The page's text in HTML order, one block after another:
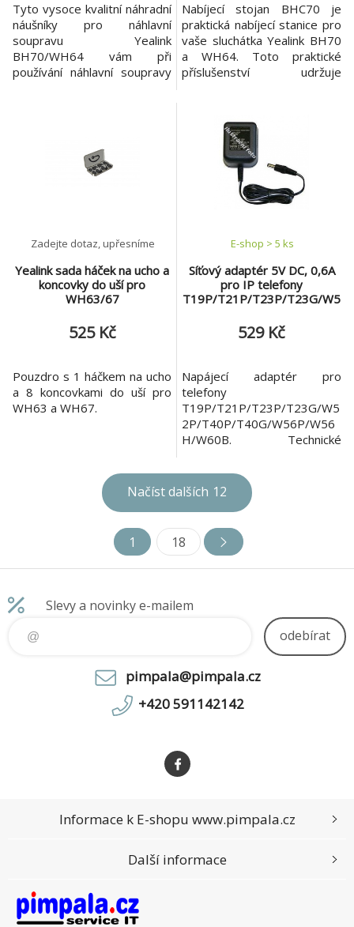
Tyto vysoce kvalitní náhradní
náušníky pro náhlavní
soupravu Yealink
BH70/WH64 vám při
používání náhlavní soupravy
účinné odstínění hluku během
dlouhých telefonních hovorů
Nabíjecí stojan BHC70 je
praktická nabíjecí stanice pro
vaše sluchátka Yealink BH70
a WH64. Toto praktické
příslušenství udržuje
má jednoduchý design, který
se perfektně hodí na váš stůl.
- BHC70 je nabíjecí stojan,
který je vhodný pro sluchátka
BH70 a WH64. - Lze jej také
Yealink sada háček na ucho a
koncovky do uší pro
WH63/67
Zadejte dotaz, upřesníme
525 Kč
Pouzdro s 1 háčkem na ucho
a 8 koncovkami do uší pro
WH63 a WH67.
Síťový adaptér 5V DC, 0,6A
pro IP telefony
T19P/T21P/T23P/T23G/W5
H/W60B
E-shop > 5 ks
529 Kč
Napájecí adaptér pro
telefony
T19P/T21P/T23P/T23G/W5
2P/T40P/T40G/W56P/W56
H/W60B. Technické
napětí:230V/50Hz výstupní
napětí:5V max. výstupní
proud:600mA
Načíst dalších 12
1 18
Slevy a novinky e-mailem
odebírat
pimpala@pimpala.cz
+420 591142142
Informace k E-shopu www.pimpala.cz
Další informace